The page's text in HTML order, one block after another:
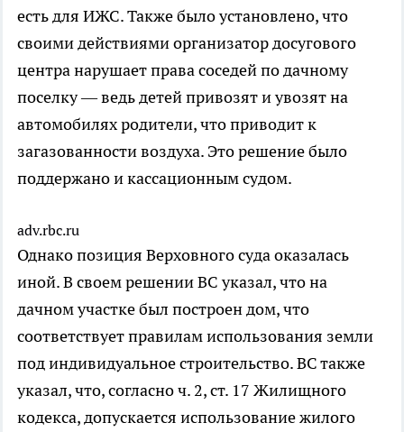
есть для ИЖС. Также было установлено, что
своими действиями организатор досугового
центра нарушает права соседей по дачному
поселку — ведь детей привозят и увозят на
автомобилях родители, что приводит к
загазованности воздуха. Это решение было
поддержано и кассационным судом.
adv.rbc.ru
Однако позиция Верховного суда оказалась
иной. В своем решении ВС указал, что на
дачном участке был построен дом, что
соответствует правилам использования земли
под индивидуальное строительство. ВС также
указал, что, согласно ч. 2, ст. 17 Жилищного
кодекса, допускается использование жилого